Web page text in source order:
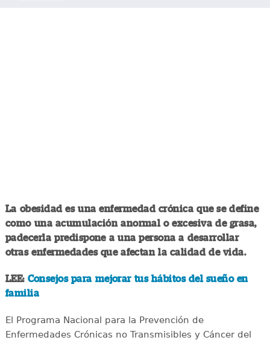
La obesidad es una enfermedad crónica que se define
como una acumulación anormal o excesiva de grasa,
padecerla predispone a una persona a desarrollar
otras enfermedades que afectan la calidad de vida.
LEE: Consejos para mejorar tus hábitos del sueño en
familia
El Programa Nacional para la Prevención de
Enfermedades Crónicas no Transmisibles y Cáncer del